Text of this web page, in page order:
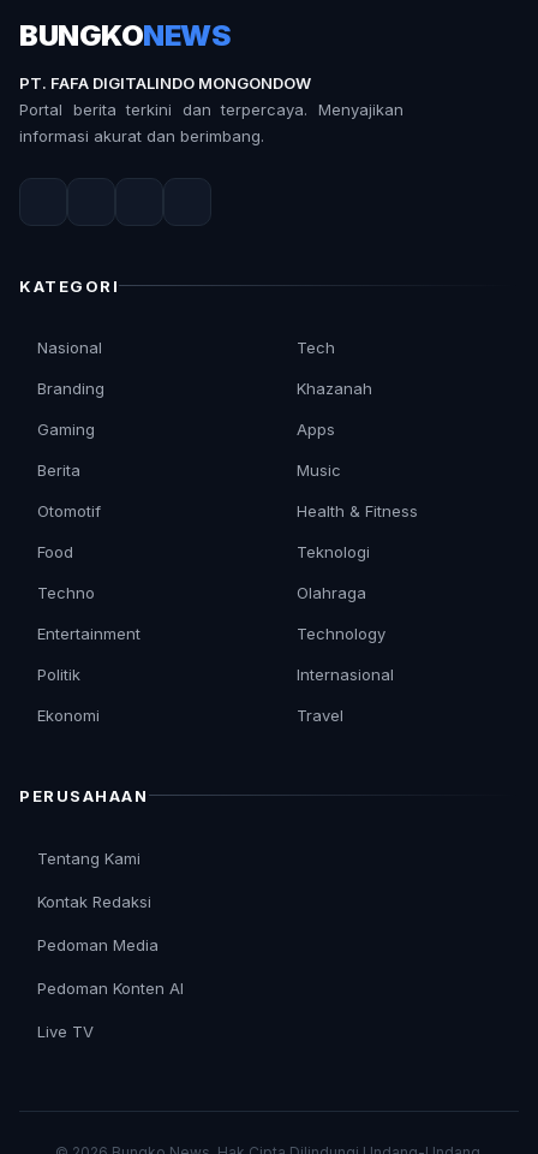
BUNGKONEWS
PT. FAFA DIGITALINDO MONGONDOW
Portal berita terkini dan terpercaya. Menyajikan
informasi akurat dan berimbang.
KATEGORI
Nasional
Branding
Gaming
Berita
Otomotif
Tech
Khazanah
Apps
Music
Health & Fitness
Food
Techno
Entertainment
Politik
Ekonomi
Teknologi
Olahraga
Technology
Internasional
Travel
PERUSAHAAN
Tentang Kami
Kontak Redaksi
Pedoman Media
Pedoman Konten AI
Live TV